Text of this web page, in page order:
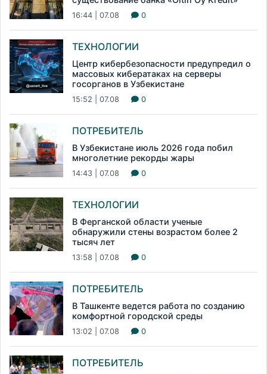
16:44 | 07.08 0
ТЕХНОЛОГИИ
Центр кибербезопасности предупредил о
массовых кибератаках на серверы
госорганов в Узбекистане
15:52 | 07.08 0
ПОТРЕБИТЕЛЬ
В Узбекистане июль 2026 года побил
многолетние рекорды жары
14:43 | 07.08 0
ТЕХНОЛОГИИ
В Ферганской области ученые
обнаружили стены возрастом более 2
тысяч лет
13:58 | 07.08 0
ПОТРЕБИТЕЛЬ
В Ташкенте ведется работа по созданию
комфортной городской среды
13:02 | 07.08 0
ПОТРЕБИТЕЛЬ